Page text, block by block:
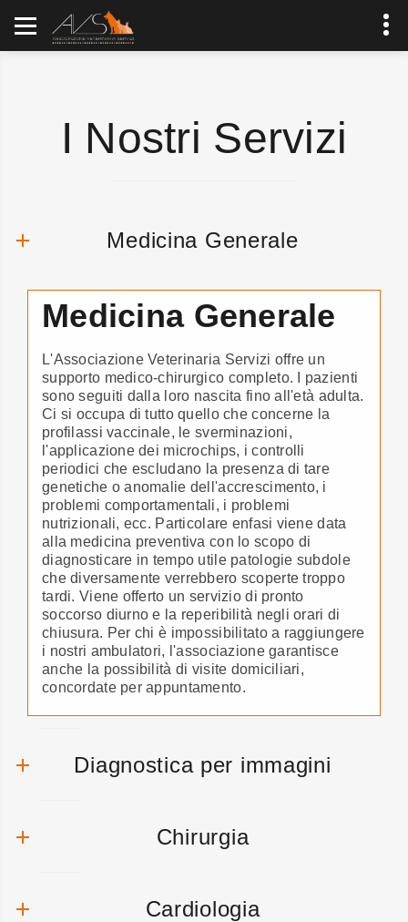
I Nostri Servizi
Medicina Generale
Medicina Generale
L'Associazione Veterinaria Servizi offre un
supporto medico-chirurgico completo. I pazienti
sono seguiti dalla loro nascita fino all'età adulta.
Ci si occupa di tutto quello che concerne la
profilassi vaccinale, le sverminazioni,
l'applicazione dei microchips, i controlli
periodici che escludano la presenza di tare
genetiche o anomalie dell'accrescimento, i
problemi comportamentali, i problemi
nutrizionali, ecc. Particolare enfasi viene data
alla medicina preventiva con lo scopo di
diagnosticare in tempo utile patologie subdole
che diversamente verrebbero scoperte troppo
tardi. Viene offerto un servizio di pronto
soccorso diurno e la reperibilità negli orari di
chiusura. Per chi è impossibilitato a raggiungere
i nostri ambulatori, l'associazione garantisce
anche la possibilità di visite domiciliari,
concordate per appuntamento.
Diagnostica per immagini
Chirurgia
Cardiologia